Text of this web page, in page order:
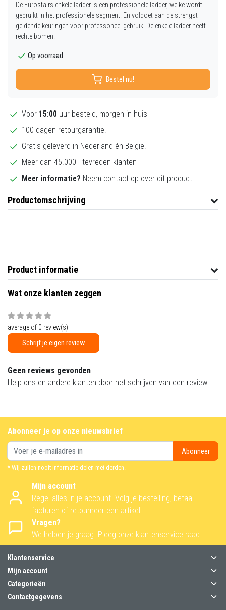
De Eurostairs enkele ladder is een professionele ladder, welke wordt
gebruikt in het professionele segment. En voldoet aan de strengst
geldende keuringen voor professoneel gebruik. De enkele ladder heeft
rechte bomen.
Op voorraad
Bestel nu!
Voor 15:00 uur besteld, morgen in huis
100 dagen retourgarantie!
Gratis geleverd in Nederland én België!
Meer dan 45.000+ tevreden klanten
Meer informatie? Neem contact op over dit product
Productomschrijving
Product informatie
Wat onze klanten zeggen
average of 0 review(s)
Schrijf je eigen review
Geen reviews gevonden
Help ons en andere klanten door het schrijven van een review
Abonneer je op onze nieuwsbrief
Abonneer
* Wij zullen nooit informatie delen met derden.
Mijn account
Regel alles in je account. Volg je bestelling, betaal
facturen of retourneer een artikel.
Vragen?
We helpen je graag. Pleeg onze klantenservice raad
Klantenservice
Mijn account
Categorieën
Contactgegevens